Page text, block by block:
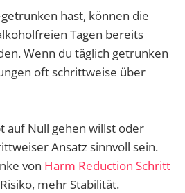
hast, können die
Tagen bereits
Wenn du täglich getrunken
oft schrittweise über
auf Null gehen willst oder
Ansatz sinnvoll sein.
von Harm Reduction Schritt
mehr Stabilität.